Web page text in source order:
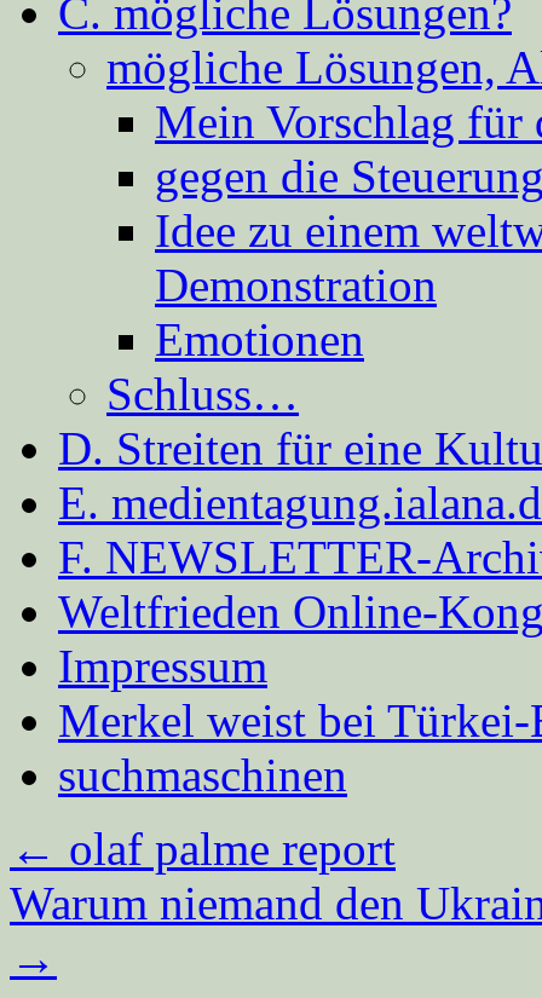
C. mögliche Lösungen?
mögliche Lösungen,
Mein Vorschlag für
gegen die
Idee zu einem
Demonstration
Emotionen
Schluss…
D. Streiten für eine
E.
F. NEWSLETTER-
Weltfrieden Online-
Impressum
Merkel weist bei
suchmaschinen
← olaf palme report
Warum niemand den
→